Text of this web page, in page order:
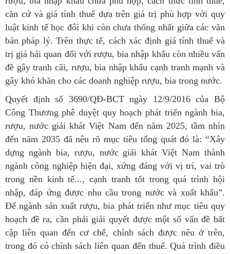
căn cứ và giá tính thuế dựa trên giá trị phù hợp với quy
luật kinh tế học đôi khi còn chưa thống nhất giữa các văn
bản pháp lý. Trên thực tế, cách xác định giá tính thuế và
trị giá hải quan đối với rượu, bia nhập khẩu còn nhiều vấn
đề gây tranh cãi, rượu, bia nhập khẩu cạnh tranh mạnh và
gây khó khăn cho các doanh nghiệp rượu, bia trong nước.
Quyết định số 3690/QĐ-BCT ngày 12/9/2016 của Bộ
Công Thương phê duyệt quy hoạch phát triển ngành bia,
rượu, nước giải khát Việt Nam đến năm 2025, tầm nhìn
đến năm 2035 đã nêu rõ mục tiêu tổng quát đó là: “Xây
dựng ngành bia, rượu, nước giải khát Việt Nam thành
ngành công nghiệp hiện đại, xứng đáng với vị trí, vai trò
trong nền kinh tế..., cạnh tranh tốt trong quá trình hội
nhập, đáp ứng được nhu cầu trong nước và xuất khẩu”.
Để ngành sản xuất rượu, bia phát triển như mục tiêu quy
hoạch đề ra, cần phải giải quyết được một số vấn đề bất
cập liên quan đến cơ chế, chính sách được nêu ở trên,
trong đó có chính sách liên quan đến thuế. Quá trình điều